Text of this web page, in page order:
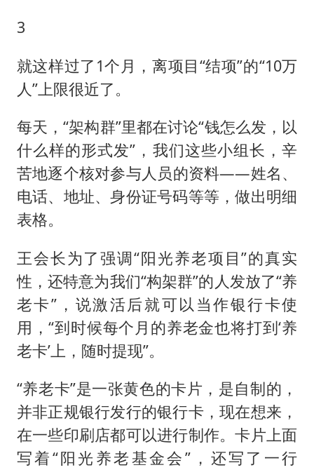
3
就这样过了1个月，离项目“结项”的“10万
人”上限很近了。
每天，“架构群”里都在讨论“钱怎么发，以
什么样的形式发”，我们这些小组长，辛
苦地逐个核对参与人员的资料——姓名、
电话、地址、身份证号码等等，做出明细
表格。
王会长为了强调“阳光养老项目”的真实
性，还特意为我们“构架群”的人发放了“养
老卡”，说激活后就可以当作银行卡使
用，“到时候每个月的养老金也将打到‘养
老卡’上，随时提现”。
“养老卡”是一张黄色的卡片，是自制的，
并非正规银行发行的银行卡，现在想来，
在一些印刷店都可以进行制作。卡片上面
写着“阳光养老基金会”，还写了一行